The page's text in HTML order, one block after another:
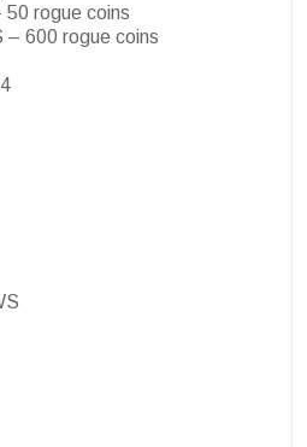
rogue coins
600 rogue coins